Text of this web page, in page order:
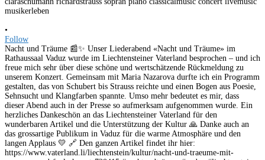
•
Follow
Nacht und Träume 📰✨ Unser Liederabend «Nacht und Träume» im
Rathaussaal Vaduz wurde im Liechtensteiner Vaterland besprochen – und ich
freue mich sehr über diese schöne und wertschätzende Rückmeldung zu
unserem Konzert. Gemeinsam mit Maria Nazarova durfte ich ein Programm
gestalten, das von Schubert bis Strauss reichte und einen Bogen aus Poesie,
Sehnsucht und Klangfarben spannte. Umso mehr bedeutet es mir, dass
dieser Abend auch in der Presse so aufmerksam aufgenommen wurde. Ein
herzliches Dankeschön an das Liechtensteiner Vaterland für den
wunderbaren Artikel und die Unterstützung der Kultur 🙏 Danke auch an
das grossartige Publikum in Vaduz für die warme Atmosphäre und den
langen Applaus 💛 🔗 Den ganzen Artikel findet ihr hier:
https://www.vaterland.li/liechtenstein/kultur/nacht-und-traeume-mit-